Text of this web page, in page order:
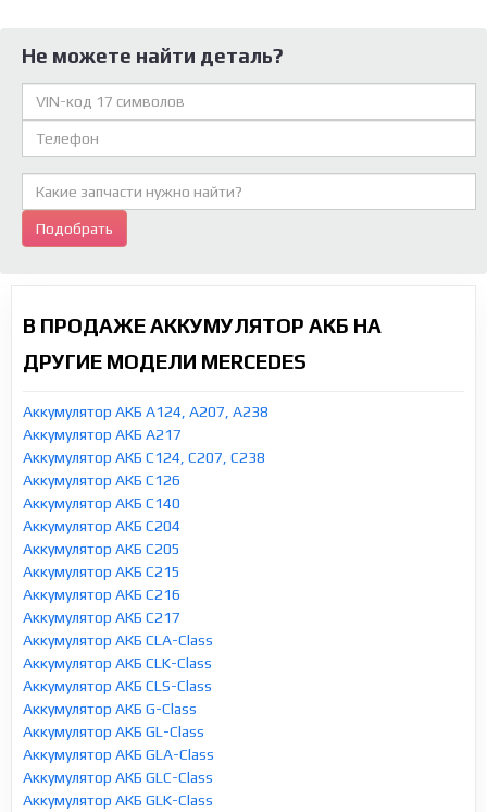
Не можете найти деталь?
Подобрать
В ПРОДАЖЕ АККУМУЛЯТОР АКБ НА
ДРУГИЕ МОДЕЛИ MERCEDES
Аккумулятор АКБ A124, A207, A238
Аккумулятор АКБ A217
Аккумулятор АКБ C124, C207, C238
Аккумулятор АКБ C126
Аккумулятор АКБ C140
Аккумулятор АКБ C204
Аккумулятор АКБ C205
Аккумулятор АКБ C215
Аккумулятор АКБ C216
Аккумулятор АКБ C217
Аккумулятор АКБ CLA-Class
Аккумулятор АКБ CLK-Class
Аккумулятор АКБ CLS-Class
Аккумулятор АКБ G-Class
Аккумулятор АКБ GL-Class
Аккумулятор АКБ GLA-Class
Аккумулятор АКБ GLC-Class
Аккумулятор АКБ GLK-Class